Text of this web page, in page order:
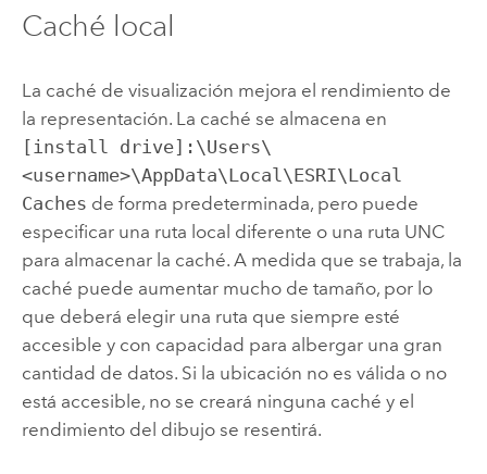
Caché local
La caché de visualización mejora el rendimiento de
la representación. La caché se almacena en
[install drive]:\Users\
<username>\AppData\Local\ESRI\Local
Caches de forma predeterminada, pero puede
especificar una ruta local diferente o una ruta UNC
para almacenar la caché. A medida que se trabaja, la
caché puede aumentar mucho de tamaño, por lo
que deberá elegir una ruta que siempre esté
accesible y con capacidad para albergar una gran
cantidad de datos. Si la ubicación no es válida o no
está accesible, no se creará ninguna caché y el
rendimiento del dibujo se resentirá.